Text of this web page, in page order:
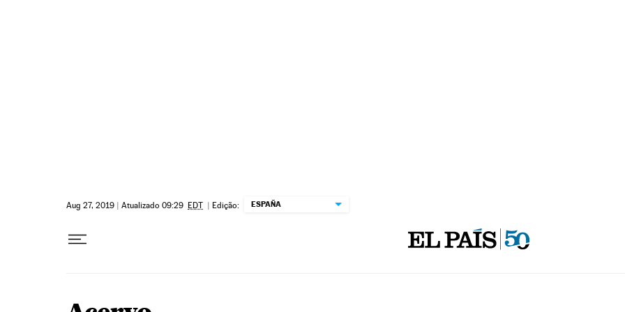
Aug 27, 2019 | Atualizado 09:29 EDT | Edição: ESPAÑA